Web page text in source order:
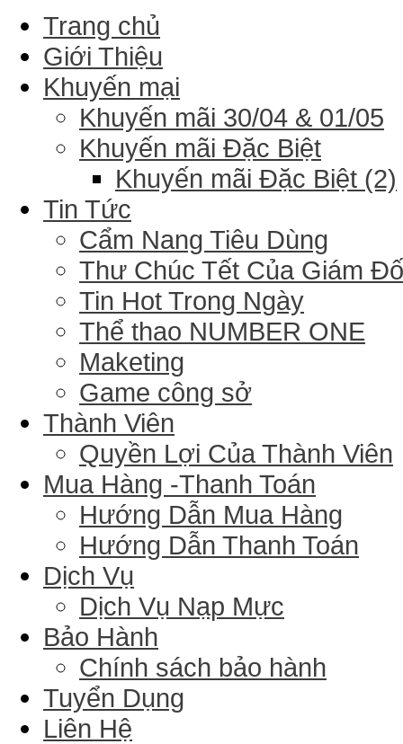
Trang chủ
Giới Thiệu
Khuyến mại
Khuyến mãi 30/04 & 01/05
Khuyến mãi Đặc Biệt
Khuyến mãi Đặc Biệt (2)
Tin Tức
Cẩm Nang Tiêu Dùng
Thư Chúc Tết Của Giám
Tin Hot Trong Ngày
Thể thao NUMBER ONE
Maketing
Game công sở
Thành Viên
Quyền Lợi Của Thành Viên
Mua Hàng -Thanh Toán
Hướng Dẫn Mua Hàng
Hướng Dẫn Thanh Toán
Dịch Vụ
Dịch Vụ Nạp Mực
Bảo Hành
Chính sách bảo hành
Tuyển Dụng
Liên Hệ